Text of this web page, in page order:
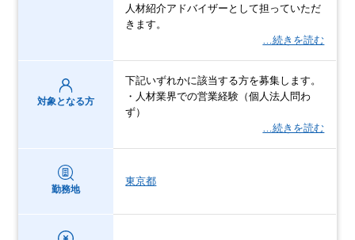
人材紹介アドバイザーとして担っていただ
きます。
…続きを読む
対象となる方
下記いずれかに該当する方を募集します。
・人材業界での営業経験（個人法人問わ
ず）
…続きを読む
勤務地
東京都